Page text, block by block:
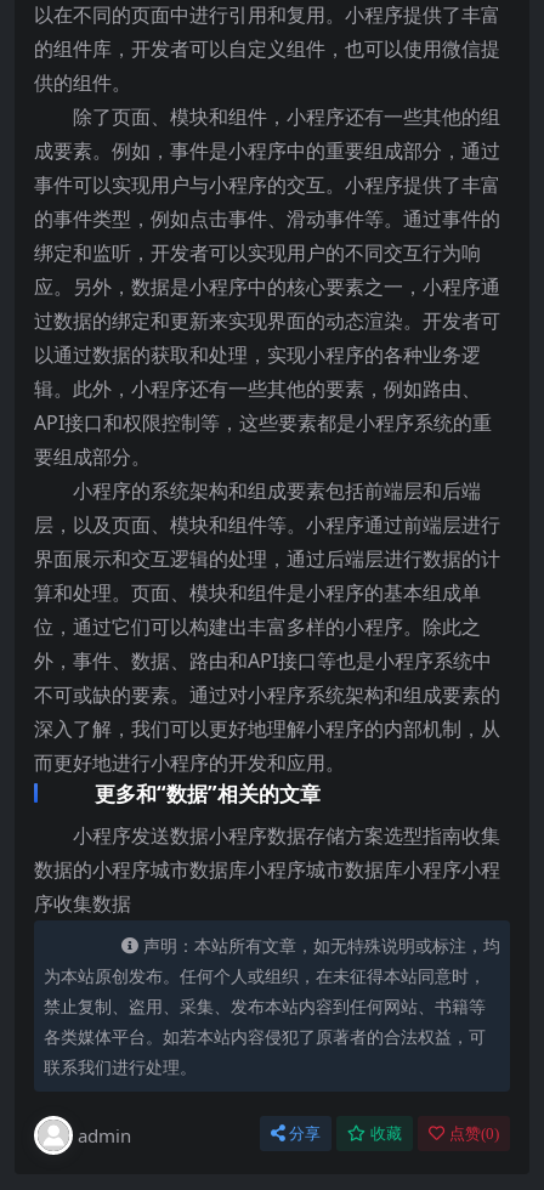
以在不同的页面中进行引用和复用。小程序提供了丰富
的组件库，开发者可以自定义组件，也可以使用微信提
供的组件。
除了页面、模块和组件，小程序还有一些其他的组
成要素。例如，事件是小程序中的重要组成部分，通过
事件可以实现用户与小程序的交互。小程序提供了丰富
的事件类型，例如点击事件、滑动事件等。通过事件的
绑定和监听，开发者可以实现用户的不同交互行为响
应。另外，数据是小程序中的核心要素之一，小程序通
过数据的绑定和更新来实现界面的动态渲染。开发者可
以通过数据的获取和处理，实现小程序的各种业务逻
辑。此外，小程序还有一些其他的要素，例如路由、
API接口和权限控制等，这些要素都是小程序系统的重
要组成部分。
小程序的系统架构和组成要素包括前端层和后端
层，以及页面、模块和组件等。小程序通过前端层进行
界面展示和交互逻辑的处理，通过后端层进行数据的计
算和处理。页面、模块和组件是小程序的基本组成单
位，通过它们可以构建出丰富多样的小程序。除此之
外，事件、数据、路由和API接口等也是小程序系统中
不可或缺的要素。通过对小程序系统架构和组成要素的
深入了解，我们可以更好地理解小程序的内部机制，从
而更好地进行小程序的开发和应用。
更多和“数据”相关的文章
小程序发送数据小程序数据存储方案选型指南收集
数据的小程序城市数据库小程序城市数据库小程序小程
序收集数据
声明：本站所有文章，如无特殊说明或标注，均
为本站原创发布。任何个人或组织，在未征得本站同意时，
禁止复制、盗用、采集、发布本站内容到任何网站、书籍等
各类媒体平台。如若本站内容侵犯了原著者的合法权益，可
联系我们进行处理。
admin 分享 收藏 点赞(0)